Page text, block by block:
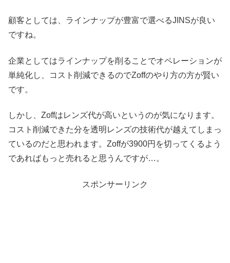
顧客としては、ラインナップが豊富で選べるJINSが良い
ですね。
企業としてはラインナップを削ることでオペレーションが
単純化し、コスト削減できるのでZoffのやり方の方が賢い
です。
しかし、Zoffはレンズ代が高いというのが気になります。
コスト削減できた分を透明レンズの技術代が越えてしまっ
ているのだと思われます。Zoffが3900円を切ってくるよう
であればもっと売れると思うんですが…。
スポンサーリンク